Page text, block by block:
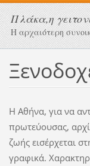
Πλάκα,η
Η αρχαιότερη
Η Αθήνα, για να
πρωτεύουσας,
ζωής εισέρχεται
γραφικά.